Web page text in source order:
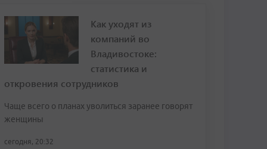
Как уходят из
компаний во
Владивостоке:
статистика и
откровения сотрудников
Чаще всего о планах уволиться заранее говорят
женщины
сегодня, 20:32